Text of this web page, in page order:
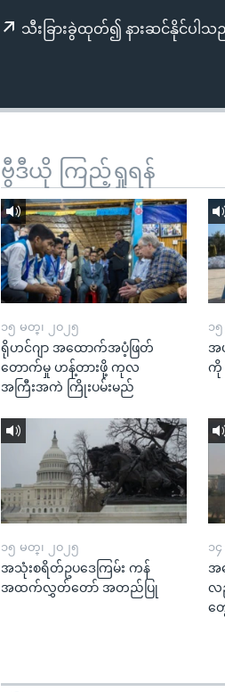
သီးခြားခွဲထုတ်၍ နားဆင်နိုင်ပါသ
ဗွီဒီယို ကြည့်ရှုရန်
၁၅ မတ္၊ ၂၀၂၅
ရိုဟင်ဂျာ အထောက်အပံ့ဖြတ်
တောက်မှု ဟန့်တားဖို့ ကုလ
အကြီးအကဲ ကြိုးပမ်းမည်
၁
အ
ကို
၁၅ မတ္၊ ၂၀၂၅
အသုံးစရိတ်ဥပဒေကြမ်း ကန်
အထက်လွှတ်တော် အတည်ပြု
၁
အ
လ
တွ